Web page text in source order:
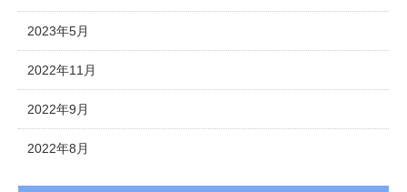
2023年5月
2022年11月
2022年9月
2022年8月